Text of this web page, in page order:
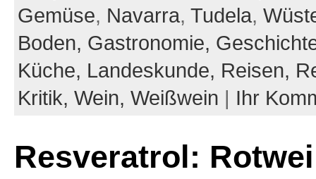
Gemüse, Navarra, Tudela,
Boden, Gastronomie,
Küche, Landeskunde, Reisen,
Kritik, Wein, Weißwein | Ihr
Resveratrol: